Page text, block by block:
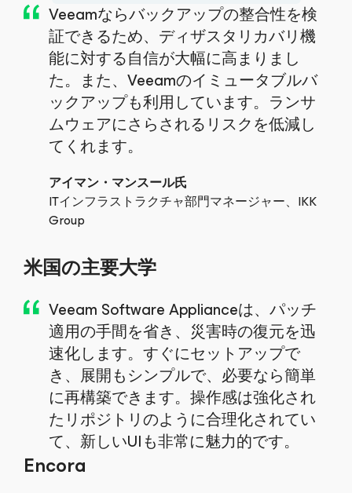
Veeamならバックアップの整合性を検
証できるため、ディザスタリカバリ機
能に対する自信が大幅に高まりまし
た。また、Veeamのイミュータブルバ
ックアップも利用しています。ランサ
ムウェアにさらされるリスクを低減し
てくれます。
アイマン・マンスール氏
ITインフラストラクチャ部門マネージャー、IKK
Group
米国の主要大学
Veeam Software Applianceは、パッチ
適用の手間を省き、災害時の復元を迅
速化します。すぐにセットアップで
き、展開もシンプルで、必要なら簡単
に再構築できます。操作感は強化され
たリポジトリのように合理化されてい
て、新しいUIも非常に魅力的です。
Encora